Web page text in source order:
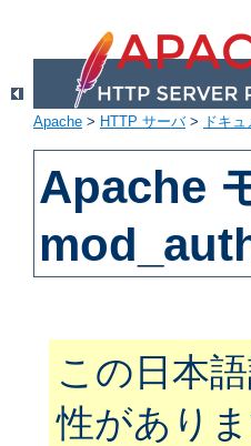
Apache > HTTP サーバ> ドキ
Apache
この日本
性があり